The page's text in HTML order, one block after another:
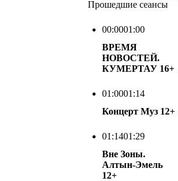
Прошедшие сеансы
00:0001:00
ВРЕМЯ
НОВОСТЕЙ.
КУМЕРТАУ 16+
01:0001:14
Концерт Муз 12+
01:1401:29
Вне Зоны.
Алтын-Эмель
12+